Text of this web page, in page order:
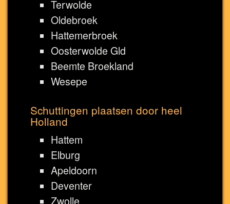
Terwolde
Oldebroek
Hattemerbroek
Oosterwolde Gld
Beemte Broekland
Wesepe
Schuttingen plaatsen door heel
Holland
Hattem
Elburg
Apeldoorn
Deventer
Zwolle